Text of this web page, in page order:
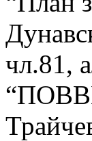
чл.81,